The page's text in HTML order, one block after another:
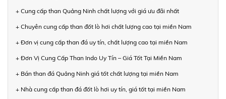
+ Cung cấp than Quảng Ninh chất lượng với giá ưu đãi nhất
+ Chuyên cung cấp than đốt lò hơi chất lượng cao tại miền Nam
+ Đơn vị cung cấp than đá uy tín, chất lượng cao tại miền Nam
+ Đơn Vị Cung Cấp Than Indo Uy Tín – Giá Tốt Tại Miền Nam
+ Bán than đá Quảng Ninh giá tốt chất lượng tại miền Nam
+ Nhà cung cấp than đá đốt lò hơi uy tín, giá tốt tại miền Nam